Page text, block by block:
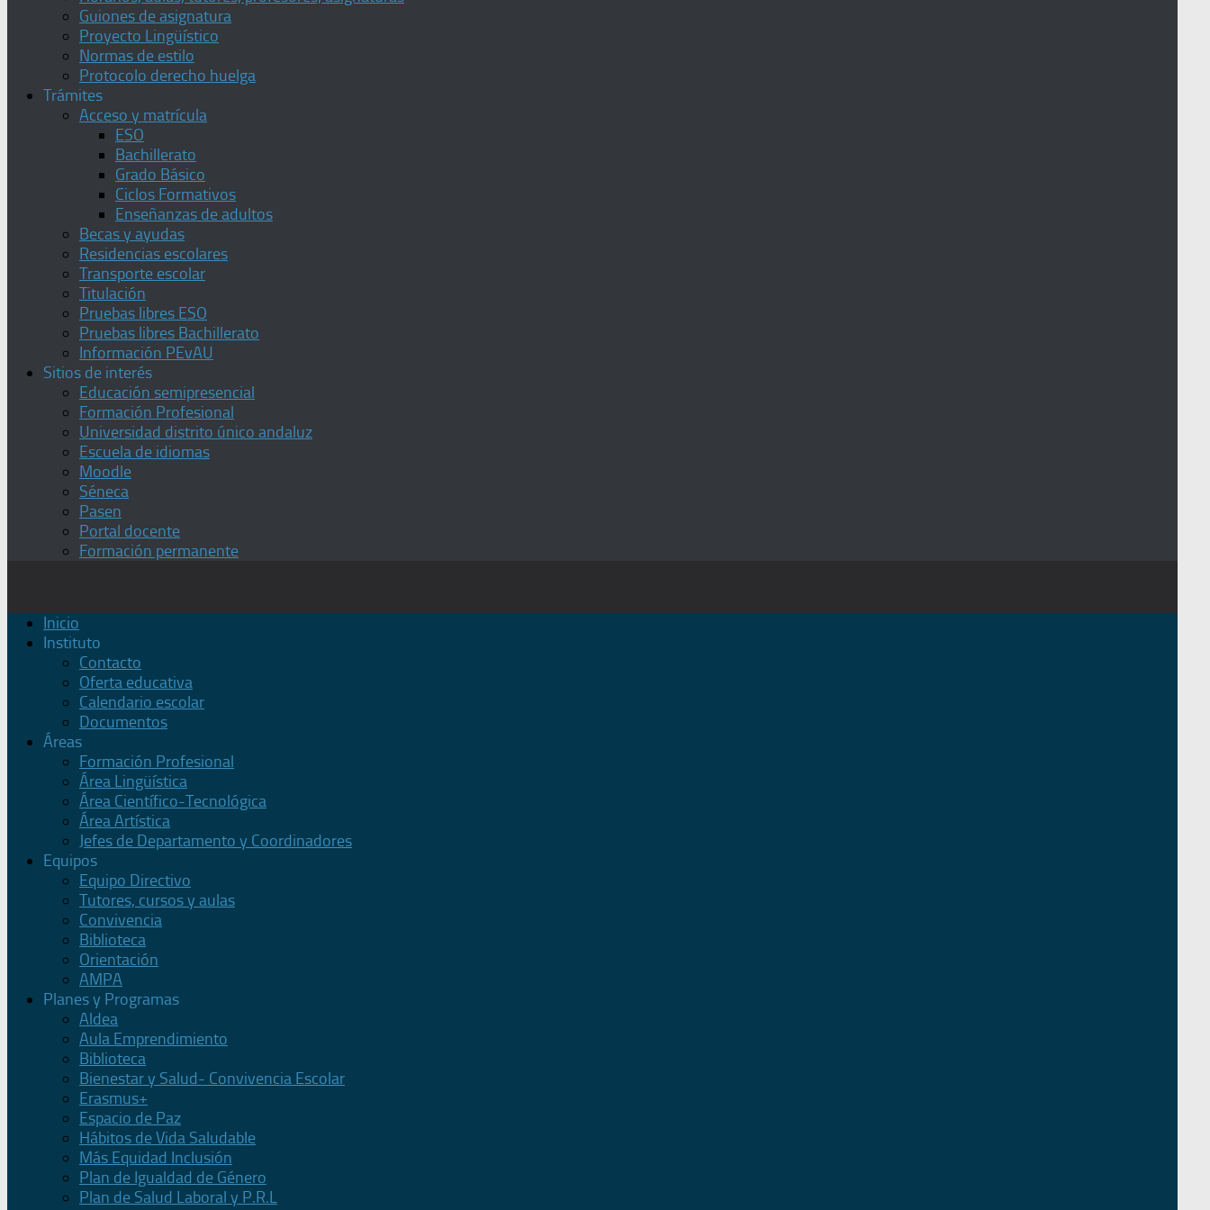
Guiones de asignatura
Proyecto Lingüístico
Normas de estilo
Protocolo derecho huelga
Trámites
Acceso y matrícula
ESO
Bachillerato
Grado Básico
Ciclos Formativos
Enseñanzas de adultos
Becas y ayudas
Residencias escolares
Transporte escolar
Titulación
Pruebas libres ESO
Pruebas libres Bachillerato
Información PEvAU
Sitios de interés
Educación semipresencial
Formación Profesional
Universidad distrito único andaluz
Escuela de idiomas
Moodle
Séneca
Pasen
Portal docente
Formación permanente
Inicio
Instituto
Contacto
Oferta educativa
Calendario escolar
Documentos
Áreas
Formación Profesional
Área Lingüística
Área Científico-Tecnológica
Área Artística
Jefes de Departamento y Coordinadores
Equipos
Equipo Directivo
Tutores, cursos y aulas
Convivencia
Biblioteca
Orientación
AMPA
Planes y Programas
Aldea
Aula Emprendimiento
Biblioteca
Bienestar y Salud- Convivencia Escolar
Erasmus+
Espacio de Paz
Hábitos de Vida Saludable
Más Equidad Inclusión
Plan de Igualdad de Género
Plan de Salud Laboral y P.R.L